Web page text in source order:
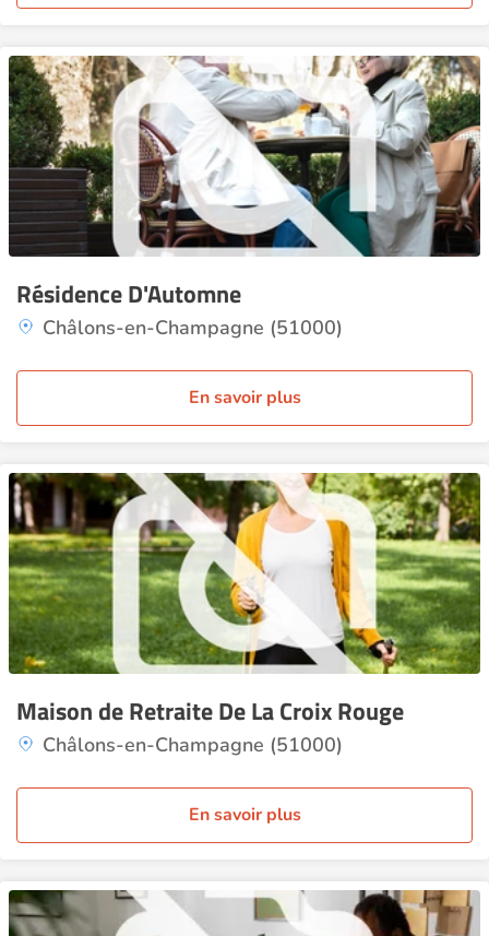
Résidence D'Automne
Châlons-en-Champagne (51000)
En savoir plus
Maison de Retraite De La Croix Rouge
Châlons-en-Champagne (51000)
En savoir plus